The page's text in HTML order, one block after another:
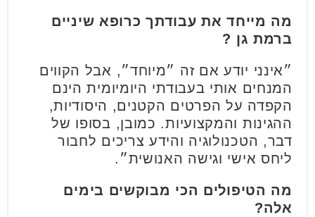
מה מייחד את עבודתך כרופא שיניים
ברמת גן ?
״אינני יודע אם זה ״מיוחד״, אבל הקווים
המנחים אותי בעבודתי היומיומית הינם
הקפדה על הפרטים הקטנים, היסודיות,
ההגינות והמקצועיות. כמובן, בסופו של
דבר, הטכנולוגיה והידע צריכים לחבור
ליחס אישי וגישה האנושית״.
מה הטיפולים הכי מבוקשים בימים
אלה?